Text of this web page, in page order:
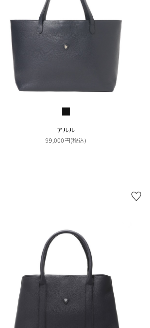
アルル
99,000円(税込)